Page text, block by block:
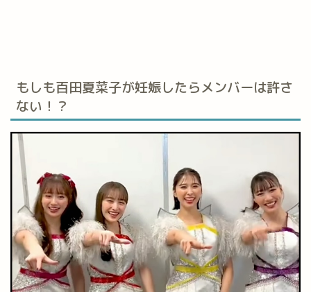
もしも百田夏菜子が妊娠したらメンバーは許さ
ない！？